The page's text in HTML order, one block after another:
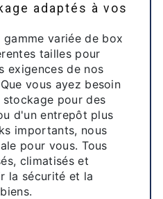
adaptés à vos
variée de box
tailles pour
exigences de nos
vous ayez besoin
pour des
d'un entrepôt plus
importants, nous
pour vous. Tous
climatisés et
la sécurité et la